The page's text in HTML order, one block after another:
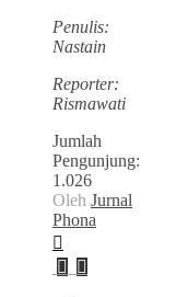
Penulis:
Nastain
Reporter:
Rismawati
Jumlah
Pengunjung:
1.026
Oleh Jurnal
Phona